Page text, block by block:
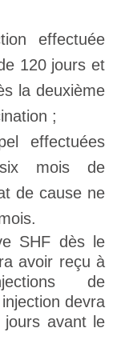
effectuée
120 jours et
la deuxième
;
effectuées
mois de
de cause ne
SHF dès le
avoir reçu à
de
devra
avant le